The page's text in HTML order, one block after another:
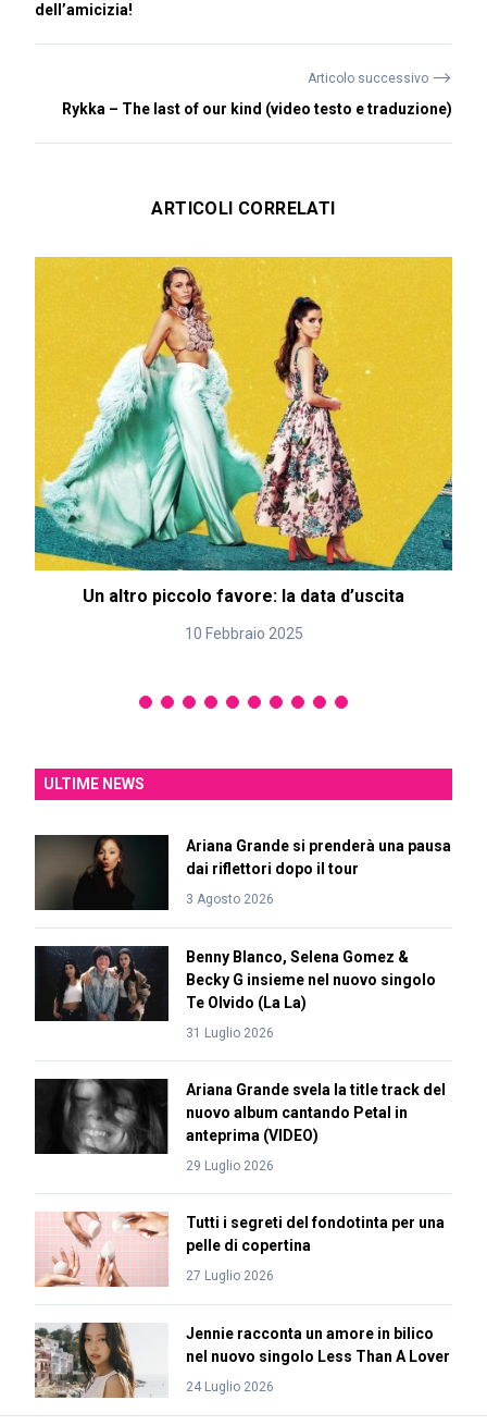
dell’amicizia!
Articolo successivo ⟶
Rykka – The last of our kind (video testo e traduzione)
ARTICOLI CORRELATI
Un altro piccolo favore: la data d’uscita
10 Febbraio 2025
ULTIME NEWS
Ariana Grande si prenderà una pausa
dai riflettori dopo il tour
3 Agosto 2026
Benny Blanco, Selena Gomez &
Becky G insieme nel nuovo singolo
Te Olvido (La La)
31 Luglio 2026
Ariana Grande svela la title track del
nuovo album cantando Petal in
anteprima (VIDEO)
29 Luglio 2026
Tutti i segreti del fondotinta per una
pelle di copertina
27 Luglio 2026
Jennie racconta un amore in bilico
nel nuovo singolo Less Than A Lover
24 Luglio 2026